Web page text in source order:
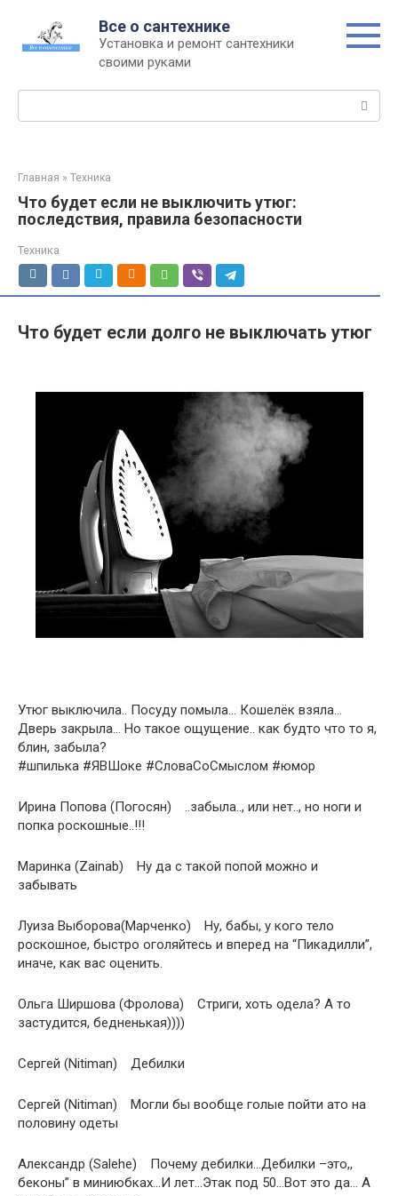
контенту
Все о сантехнике
Установка и ремонт сантехники
своими руками
Главная » Техника
Что будет если не выключить утюг:
последствия, правила безопасности
Техника
Что будет если долго не выключать утюг
Утюг выключила.. Посуду помыла… Кошелёк взяла…
Дверь закрыла… Но такое ощущение.. как будто что то я,
блин, забыла?
#шпилька #ЯВШоке #СловаСоСмыслом #юмор
Ирина Попова (Погосян) ​..забыла.., или нет.., но ноги и
попка роскошные..!!!
Маринка (Zainab) Ну да с такой попой можно и
забывать
Луиза Выборова(Марченко) Ну, бабы, у кого тело
роскошное, быстро оголяйтесь и вперед на “Пикадилли”,
иначе, как вас оценить.
Ольга Ширшова (Фролова) Стриги, хоть одела? А то
застудится, бедненькая))))
Сергей (Nitiman) Дебилки
Сергей (Nitiman) Могли бы вообще голые пойти ато на
половину одеты
Александр (Salehe) Почему дебилки…Дебилки –это,,
беконы” в миниюбках…И лет…Этак под 50…Вот это да… А